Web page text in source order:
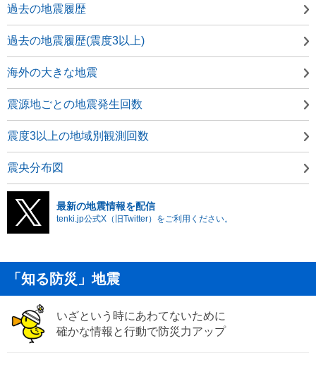
過去の地震履歴
過去の地震履歴(震度3以上)
海外の大きな地震
震源地ごとの地震発生回数
震度3以上の地域別観測回数
震央分布図
最新の地震情報を配信
tenki.jp公式X（旧Twitter）をご利用ください。
「知る防災」地震
いざという時にあわてないために
確かな情報と行動で防災力アップ